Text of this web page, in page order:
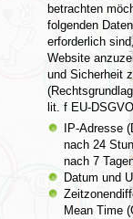
betrachten
folgenden
erforderlich
Website
und Sicherheit
lit. f EU-
IP-Adresse
nach 24
nach 7
Datum und
Mean Time